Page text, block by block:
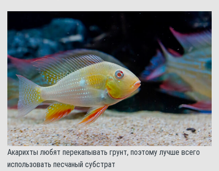
Акарихты любят перекапывать грунт, поэтому лучше всего
использовать песчаный субстрат